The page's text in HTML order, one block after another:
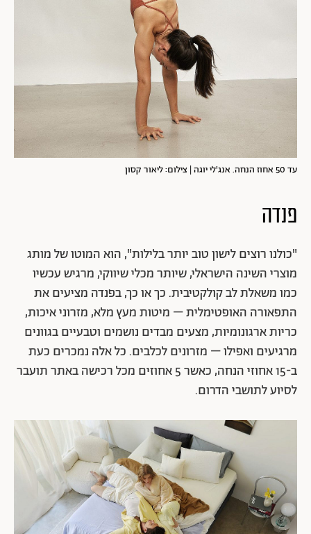
עד 50 אחוז הנחה. אנג'לי יוגה | צילום: ליאור קסון
פנדה
"כולנו רוצים לישון טוב יותר בלילות", הוא המוטו של מותג
מוצרי השינה הישראלי, שיותר מכלי שיווקי, מרגיש עכשיו
כמו משאלת לב קולקטיבית. כך או כך, בפנדה מציעים את
התפאורה האופטימלית – מיטות מעץ מלא, מזרוני איכות,
כריות ארגונומיות, מצעים מבדים נושמים וטבעיים בגוונים
מרגיעים ואפילו – מזרונים לכלבים. כל אלה נמכרים כעת
ב-15 אחוזי הנחה, כאשר 5 אחוזים מכל רכישה באתר תועבר
לסיוע לתושבי הדרום.